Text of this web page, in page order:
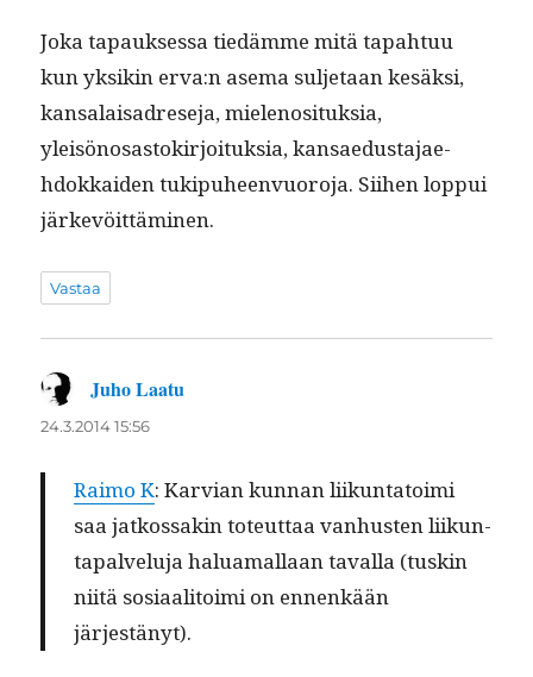
Joka tapauk­ses­sa tiedämme mitä tapah­tuu
kun yksikin erva:n ase­ma sul­je­taan kesäk­si,
kansalaisadrese­ja, mie­lenosi­tuk­sia,
yleisönosas­tokir­joituk­sia, kansae­dus­ta­jae­
hdokkaiden tukipuheen­vuoro­ja. Siihen lop­pui
järkevöittäminen.
Vastaa
Juho Laatu
24.3.2014 15:56
Raimo K: Kar­vian kun­nan liikun­ta­toi­mi
saa jatkos­sakin toteut­taa van­hus­ten liikun­
ta­palvelu­ja halu­a­mal­laan taval­la (tuskin
niitä sosi­aal­i­toi­mi on ennenkään
järjestänyt).